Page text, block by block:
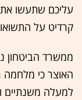
עליכם שתעשו את
קרדיט על
ממשרד הביטחון
האוצר כי מלחמה
למעלה משנתיים